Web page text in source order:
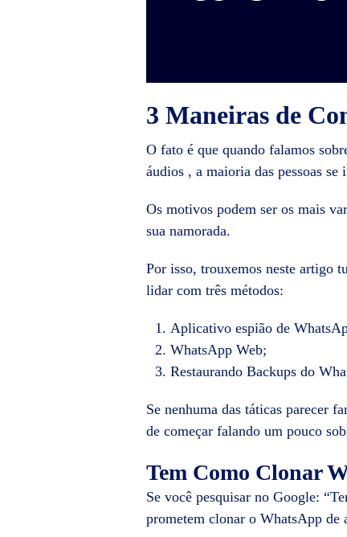
3 Maneiras de
O fato é que quando falamos
áudios , a maioria das pessoas se
Os motivos podem ser os mais
sua namorada.
Por isso, trouxemos neste artigo
lidar com três métodos:
Aplicativo espião de
WhatsApp Web;
Restaurando Backups do
Se nenhuma das táticas parecer
de começar falando um pouco
Tem Como Clonar
Se você pesquisar no Google:
prometem clonar o WhatsApp de